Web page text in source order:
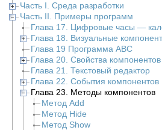
Часть I. Среда разработки
Часть II. Примеры программ
Глава 17. Цифровые часы —
Глава 18. Визуальные
Глава 19 Программа ABC
Глава 20. Свойства компонентов
Глава 21. Текстовый редактор
Глава 22. События компонентов
Глава 23. Методы компонентов
Метод Add
Метод Hide
Метод Show